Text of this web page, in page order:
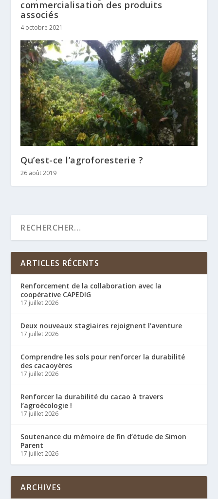
commercialisation des produits
associés
4 octobre 2021
Qu’est-ce l’agroforesterie ?
26 août 2019
ARTICLES RÉCENTS
Renforcement de la collaboration avec la
coopérative CAPEDIG
17 juillet 2026
Deux nouveaux stagiaires rejoignent l’aventure
17 juillet 2026
Comprendre les sols pour renforcer la durabilité
des cacaoyères
17 juillet 2026
Renforcer la durabilité du cacao à travers
l’agroécologie !
17 juillet 2026
Soutenance du mémoire de fin d’étude de Simon
Parent
17 juillet 2026
ARCHIVES